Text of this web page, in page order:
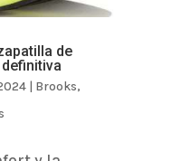
de
| Brooks,